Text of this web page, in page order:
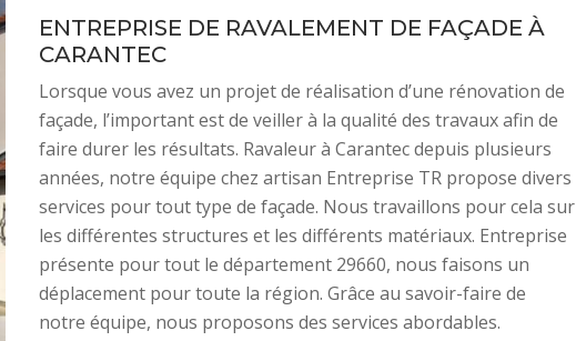
ENTREPRISE DE RAVALEMENT DE FAÇADE À
CARANTEC
Lorsque vous avez un projet de réalisation d’une rénovation de
façade, l’important est de veiller à la qualité des travaux afin de
faire durer les résultats. Ravaleur à Carantec depuis plusieurs
années, notre équipe chez artisan Entreprise TR propose divers
services pour tout type de façade. Nous travaillons pour cela sur
les différentes structures et les différents matériaux. Entreprise
présente pour tout le département 29660, nous faisons un
déplacement pour toute la région. Grâce au savoir-faire de
notre équipe, nous proposons des services abordables.